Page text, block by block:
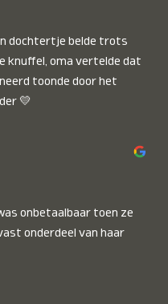
dochtertje belde trots
knuffel, oma vertelde dat
toonde door het
💛
onbetaalbaar toen ze
onderdeel van haar